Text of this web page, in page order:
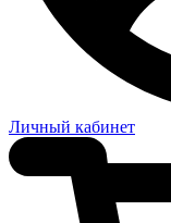
Личный кабинет